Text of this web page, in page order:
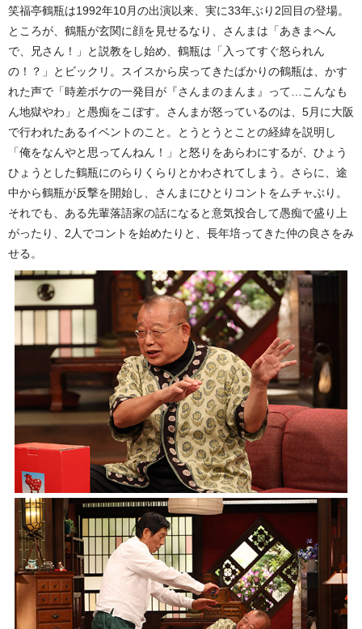
笑福亭鶴瓶は1992年10月の出演以来、実に33年ぶり2回目の登場。
ところが、鶴瓶が玄関に顔を見せるなり、さんまは「あきまへん
で、兄さん！」と説教をし始め、鶴瓶は「入ってすぐ怒られん
の！？」とビックリ。スイスから戻ってきたばかりの鶴瓶は、かす
れた声で「時差ボケの一発目が『さんまのまんま』って…こんなも
ん地獄やわ」と愚痴をこぼす。さんまが怒っているのは、5月に大阪
で行われたあるイベントのこと。とうとうとことの経緯を説明し
「俺をなんやと思ってんねん！」と怒りをあらわにするが、ひょう
ひょうとした鶴瓶にのらりくらりとかわされてしまう。さらに、途
中から鶴瓶が反撃を開始し、さんまにひとりコントをムチャぶり。
それでも、ある先輩落語家の話になると意気投合して愚痴で盛り上
がったり、2人でコントを始めたりと、長年培ってきた仲の良さをみ
せる。